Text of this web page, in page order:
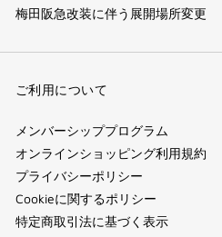
梅田阪急改装に伴う展開場所変更
ご利用について
メンバーシッププログラム
オンラインショッピング利用規約
プライバシーポリシー
Cookieに関するポリシー
特定商取引法に基づく表示